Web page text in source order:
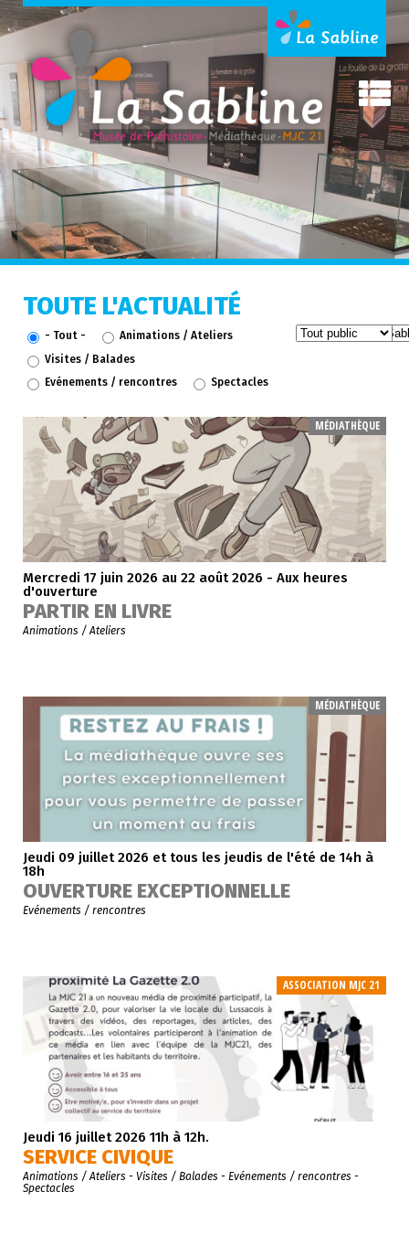
TOUTE L'ACTUALITÉ
- Tout -
Animations / Ateliers
Visites / Balades
Evénements / rencontres
Spectacles
MÉDIATHÈQUE
Mercredi 17 juin 2026 au 22 août 2026 - Aux heures
d'ouverture
PARTIR EN LIVRE
Animations / Ateliers
MÉDIATHÈQUE
Jeudi 09 juillet 2026 et tous les jeudis de l'été de 14h à
18h
OUVERTURE EXCEPTIONNELLE
Evénements / rencontres
ASSOCIATION MJC 21
Jeudi 16 juillet 2026 11h à 12h.
SERVICE CIVIQUE
Animations / Ateliers - Visites / Balades - Evénements / rencontres -
Spectacles